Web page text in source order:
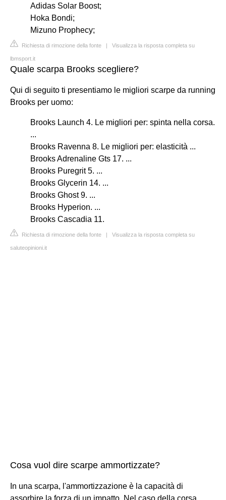
Adidas Solar Boost;
Hoka Bondi;
Mizuno Prophecy;
Richiesta di rimozione della fonte | Visualizza la risposta completa su
lbmsport.it
Quale scarpa Brooks scegliere?
Qui di seguito ti presentiamo le migliori scarpe da running
Brooks per uomo:
Brooks Launch 4. Le migliori per: spinta nella corsa.
...
Brooks Ravenna 8. Le migliori per: elasticità ...
Brooks Adrenaline Gts 17. ...
Brooks Puregrit 5. ...
Brooks Glycerin 14. ...
Brooks Ghost 9. ...
Brooks Hyperion. ...
Brooks Cascadia 11.
Richiesta di rimozione della fonte | Visualizza la risposta completa su
saluteopinioni.it
Cosa vuol dire scarpe ammortizzate?
In una scarpa, l'ammortizzazione è la capacità di
assorbire la forza di un impatto. Nel caso della corsa,